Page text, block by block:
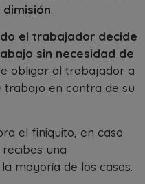
dimisión.
el trabajador decide
sin necesidad de
obligar al trabajador a
en contra de su
el finiquito, en caso
una
mayoría de los casos.